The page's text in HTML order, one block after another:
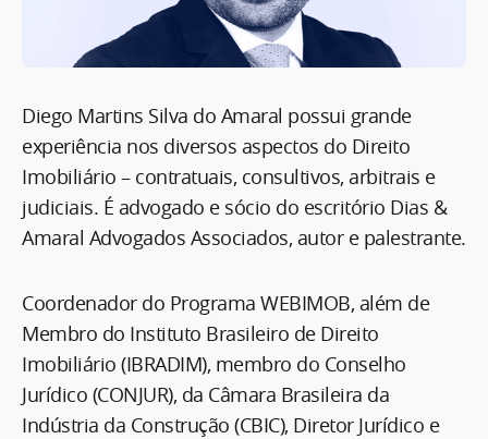
Diego Martins Silva do Amaral possui grande
experiência nos diversos aspectos do Direito
Imobiliário – contratuais, consultivos, arbitrais e
judiciais. É advogado e sócio do escritório Dias &
Amaral Advogados Associados, autor e palestrante.
Coordenador do Programa WEBIMOB, além de
Membro do Instituto Brasileiro de Direito
Imobiliário (IBRADIM), membro do Conselho
Jurídico (CONJUR), da Câmara Brasileira da
Indústria da Construção (CBIC), Diretor Jurídico e